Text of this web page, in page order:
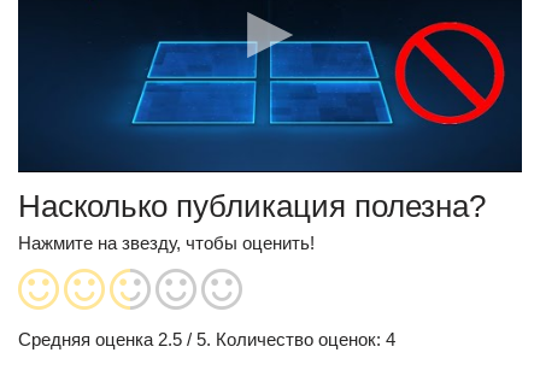
Насколько публикация полезна?
Нажмите на звезду, чтобы оценить!
Средняя оценка2.5 / 5. Количество оценок: 4